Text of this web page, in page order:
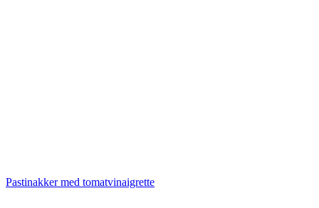
Pastinakker med tomatvinaigrette